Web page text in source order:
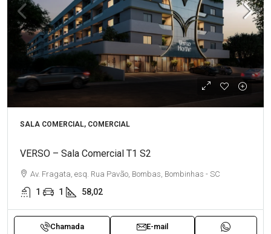
SALA COMERCIAL, COMERCIAL
VERSO – Sala Comercial T1 S2
Av. Fragata, esq. Rua Pavão, Bombas, Bombinhas - SC
1 1 58,02
Chamada E-mail